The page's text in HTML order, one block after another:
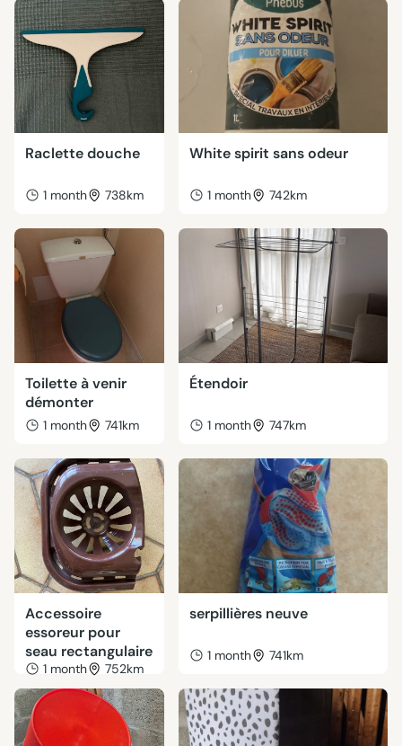
Raclette douche
1 month 738km
White spirit sans odeur
1 month 742km
Toilette à venir
démonter
1 month 741km
Étendoir
1 month 747km
Accessoire
essoreur pour
seau rectangulaire
1 month 752km
serpillières neuve
1 month 741km